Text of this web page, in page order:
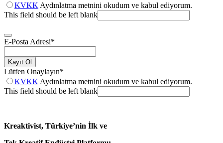
KVKK Aydınlatma metnini okudum ve kabul ediyorum.
This field should be left blank
E-Posta Adresi*
Kayıt Ol
Lütfen Onaylayın*
KVKK Aydınlatma metnini okudum ve kabul ediyorum.
This field should be left blank
Kreaktivist, Türkiye’nin İlk ve